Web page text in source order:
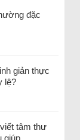
đặc
giản thực
lệ?
tâm thư
giúp